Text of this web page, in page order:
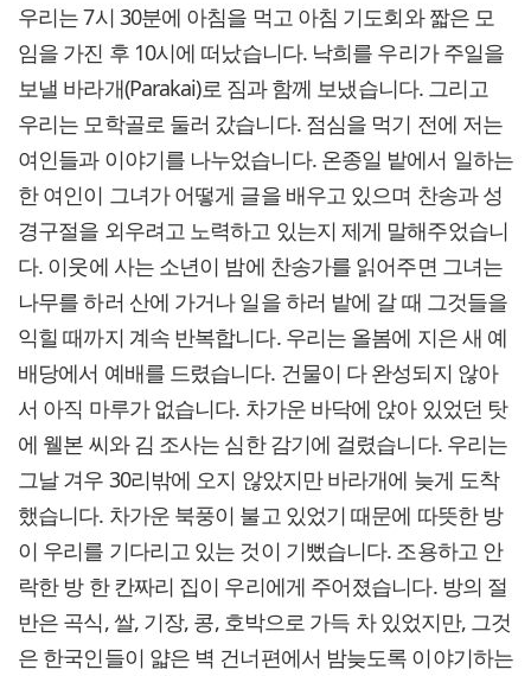
우리는 7시 30분에 아침을 먹고 아침 기도회와 짧은 모
임을 가진 후 10시에 떠났습니다. 낙희를 우리가 주일을
보낼 바라개(Parakai)로 짐과 함께 보냈습니다. 그리고
우리는 모학골로 둘러 갔습니다. 점심을 먹기 전에 저는
여인들과 이야기를 나누었습니다. 온종일 밭에서 일하는
한 여인이 그녀가 어떻게 글을 배우고 있으며 찬송과 성
경구절을 외우려고 노력하고 있는지 제게 말해주었습니
다. 이웃에 사는 소년이 밤에 찬송가를 읽어주면 그녀는
나무를 하러 산에 가거나 일을 하러 밭에 갈 때 그것들을
익힐 때까지 계속 반복합니다. 우리는 올봄에 지은 새 예
배당에서 예배를 드렸습니다. 건물이 다 완성되지 않아
서 아직 마루가 없습니다. 차가운 바닥에 앉아 있었던 탓
에 웰본 씨와 김 조사는 심한 감기에 걸렸습니다. 우리는
그날 겨우 30리밖에 오지 않았지만 바라개에 늦게 도착
했습니다. 차가운 북풍이 불고 있었기 때문에 따뜻한 방
이 우리를 기다리고 있는 것이 기뻤습니다. 조용하고 안
락한 방 한 칸짜리 집이 우리에게 주어졌습니다. 방의 절
반은 곡식, 쌀, 기장, 콩, 호박으로 가득 차 있었지만, 그것
은 한국인들이 얇은 벽 건너편에서 밤늦도록 이야기하는